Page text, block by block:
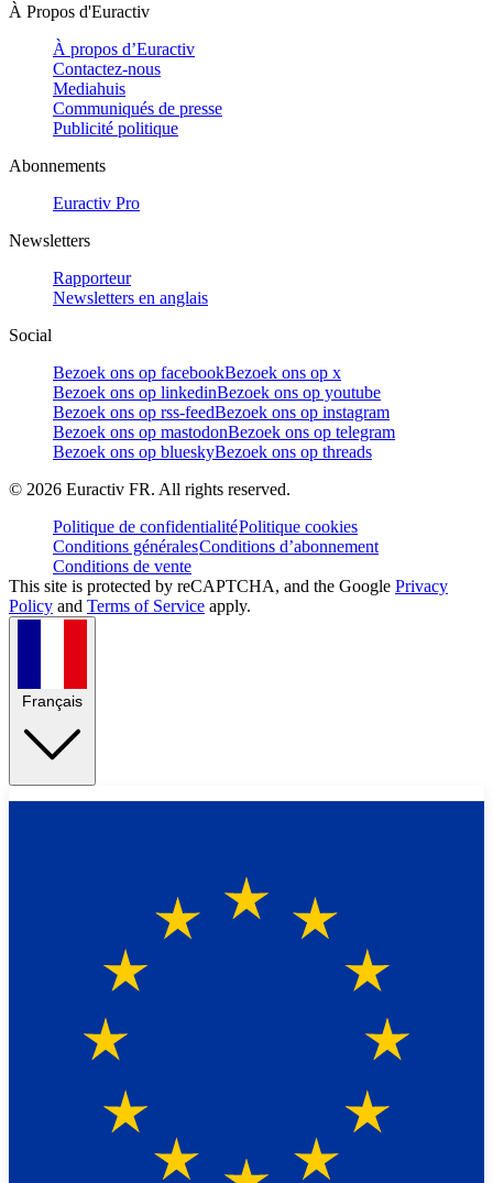
À Propos d'Euractiv
À propos d’Euractiv
Contactez-nous
Mediahuis
Communiqués de presse
Publicité politique
Abonnements
Euractiv Pro
Newsletters
Rapporteur
Newsletters en anglais
Social
Bezoek ons op facebookBezoek ons op x
Bezoek ons op linkedinBezoek ons op youtube
Bezoek ons op rss-feedBezoek ons op instagram
Bezoek ons op mastodonBezoek ons op telegram
Bezoek ons op blueskyBezoek ons op threads
© 2026 Euractiv FR. All rights reserved.
Politique de confidentialitéPolitique cookies
Conditions généralesConditions d’abonnement
Conditions de vente
This site is protected by reCAPTCHA, and the Google Privacy
Policy and Terms of Service apply.
Français